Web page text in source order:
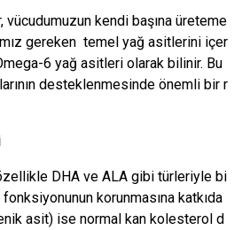
vücudumuzun kendi başına üreteme
gereken temel yağ asitlerini içer
6 yağ asitleri olarak bilinir. Bu
desteklenmesinde önemli bir r
DHA ve ALA gibi türleriyle bi
korunmasına katkıda
asit) ise normal kan kolesterol d